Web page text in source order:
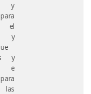
y
el
y
y
e
las